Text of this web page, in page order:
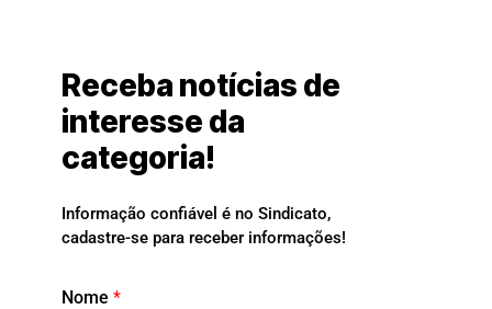
Receba notícias de
interesse da
categoria!
Informação confiável é no Sindicato,
cadastre-se para receber informações!
Nome *